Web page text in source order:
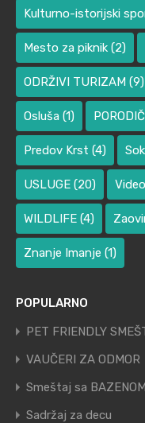
Kulturno-istorijski
Mesto za piknik (2)
ODRŽIVI TURIZAM (9)
Osluša (1)
Predov Krst (4)
USLUGE (20) Video
WILDLIFE (4)
Znanje Imanje (1)
POPULARNO
PET FRIENDLY
VAUČERI ZA ODMOR
Smeštaj sa BAZENOM
Sadržaj za decu